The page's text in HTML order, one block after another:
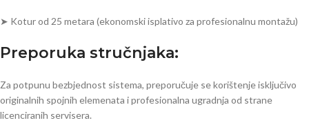
➤ Kotur od 25 metara (ekonomski isplativo za profesionalnu montažu)
Preporuka stručnjaka:
Za potpunu bezbjednost sistema, preporučuje se korištenje isključivo
originalnih spojnih elemenata i profesionalna ugradnja od strane
licenciranih servisera.